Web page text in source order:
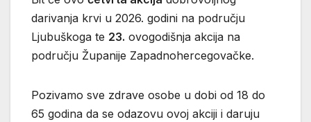
darivanja krvi u 2026. godini na području
Ljubuškoga te 23. ovogodišnja akcija na
području Županije Zapadnohercegovačke.
Pozivamo sve zdrave osobe u dobi od 18 do
65 godina da se odazovu ovoj akciji i daruju